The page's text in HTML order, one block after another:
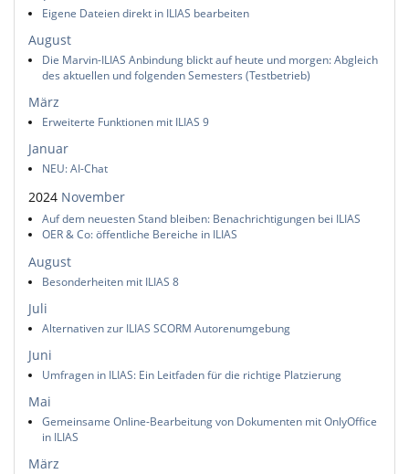
Eigene Dateien direkt in ILIAS bearbeiten
August
Die Marvin-ILIAS Anbindung blickt auf heute und morgen: Abgleich
des aktuellen und folgenden Semesters (Testbetrieb)
März
Erweiterte Funktionen mit ILIAS 9
Januar
NEU: AI-Chat
2024 November
Auf dem neuesten Stand bleiben: Benachrichtigungen bei ILIAS
OER & Co: öffentliche Bereiche in ILIAS
August
Besonderheiten mit ILIAS 8
Juli
Alternativen zur ILIAS SCORM Autorenumgebung
Juni
Umfragen in ILIAS: Ein Leitfaden für die richtige Platzierung
Mai
Gemeinsame Online-Bearbeitung von Dokumenten mit OnlyOffice
in ILIAS
März